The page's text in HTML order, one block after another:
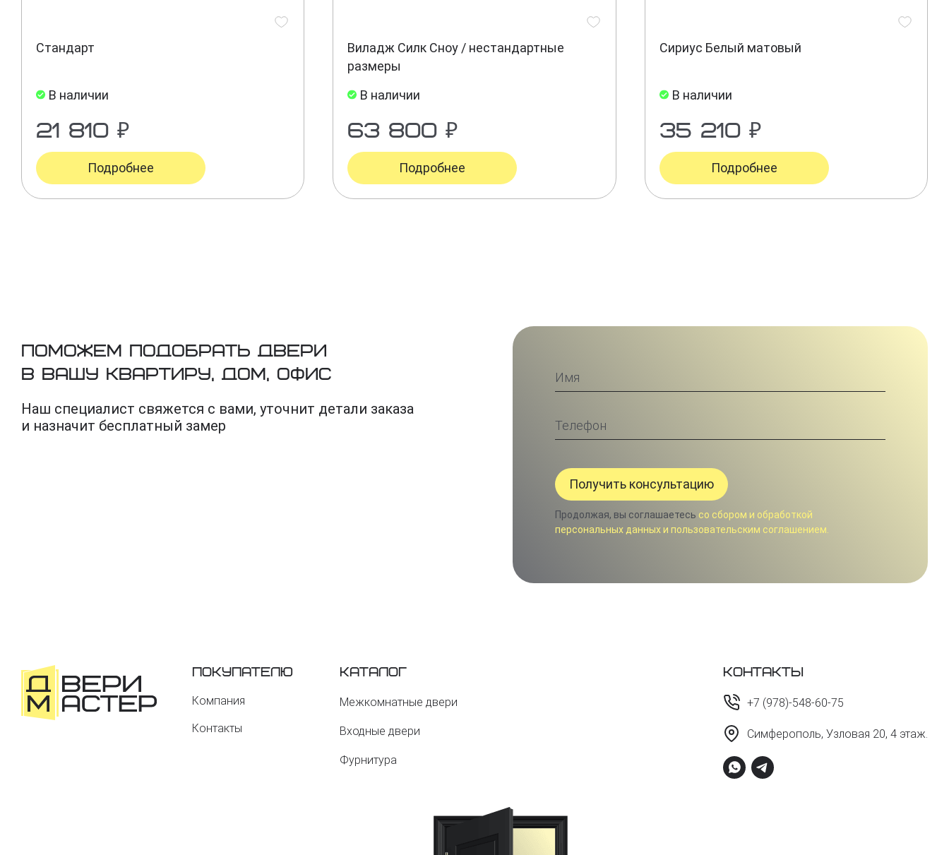
Стандарт
В наличии
21 810 ₽
Подробнее
Виладж Силк Сноу / нестандартные
размеры
В наличии
63 800 ₽
Подробнее
Сириус Белый матовый
В наличии
35 210 ₽
Подробнее
Поможем подобрать двери
в вашу квартиру, дом, офис
Наш специалист свяжется с вами, уточнит детали заказа
и назначит бесплатный замер
Продолжая, вы соглашаетесь со сбором и обработкой
персональных данных и пользовательским соглашением.
Покупателю
Компания
Контакты
Каталог
Межкомнатные двери
Входные двери
Фурнитура
Контакты
+7 (978)-548-60-75
Симферополь, Узловая 20, 4 этаж.